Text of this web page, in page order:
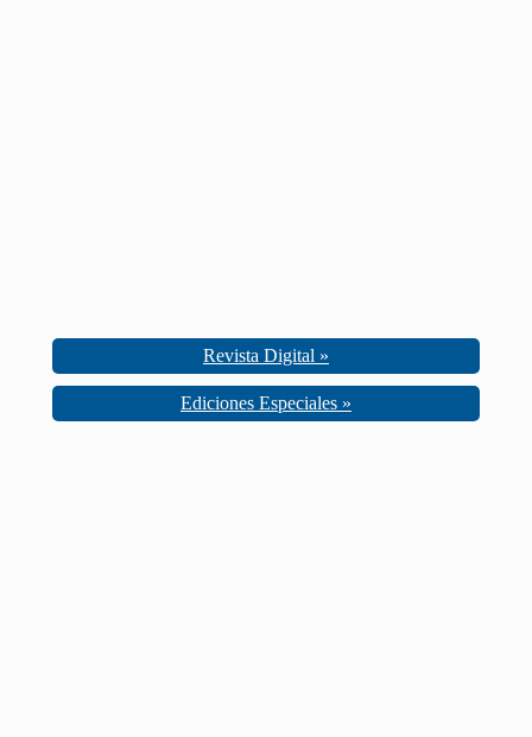
Revista Digital »
Ediciones Especiales »